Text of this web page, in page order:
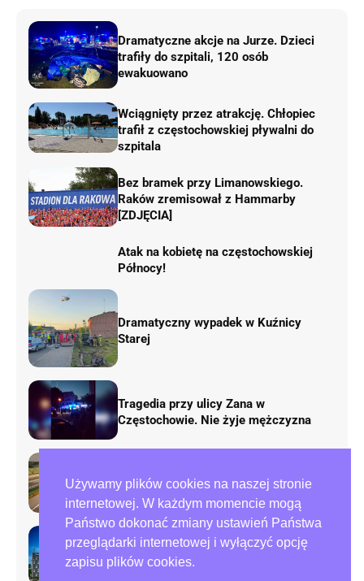
Używamy plików cookies na naszej stronie
internetowej. W każdym momencie mogą
Państwo dokonać zmiany ustawień Państwa
przeglądarki internetowej i wyłączyć opcję
zapisu plików cookies.
Dramatyczne akcje na Jurze. Dzieci
trafiły do szpitali, 120 osób
ewakuowano
Wciągnięty przez atrakcję. Chłopiec
trafił z częstochowskiej pływalni do
szpitala
Bez bramek przy Limanowskiego.
Raków zremisował z Hammarby
[ZDJĘCIA]
Atak na kobietę na częstochowskiej
Północy!
Dramatyczny wypadek w Kuźnicy
Starej
Tragedia przy ulicy Zana w
Częstochowie. Nie żyje mężczyzna
autostradzie A1. Będą duże zmiany w
ruchu
Preparowanie kart w referendum.
Zawiadomienia do policji i ABW